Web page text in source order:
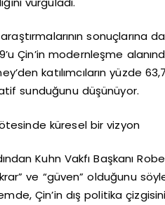
sonuçlarına
Çin’in modernleşme
katılımcıların yüzde
sunduğunu düşünüyor.
ötesinde küresel bir vizyon
Kuhn Vakfı Başkanı
ve “güven” olduğunu
Çin’in dış politika